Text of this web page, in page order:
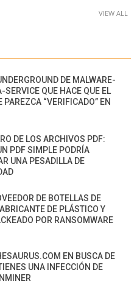
VIEW ALL
DE MALWARE-
QUE HACE QUE EL
PAREZCA “VERIFICADO” EN
DE LOS ARCHIVOS PDF:
PDF SIMPLE PODRÍA
UNA PESADILLA DE
DE BOTELLAS DE
DE PLÁSTICO Y
POR RANSOMWARE
EN BUSCA DE
UNA INFECCIÓN DE